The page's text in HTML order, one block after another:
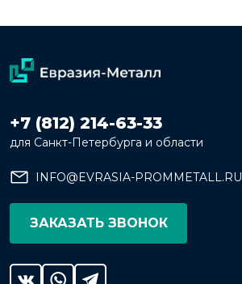
+7 (812) 214-63-33
для Санкт-Петербурга и области
INFO@EVRASIA-PROMMETALL.RU
ЗАКАЗАТЬ ЗВОНОК